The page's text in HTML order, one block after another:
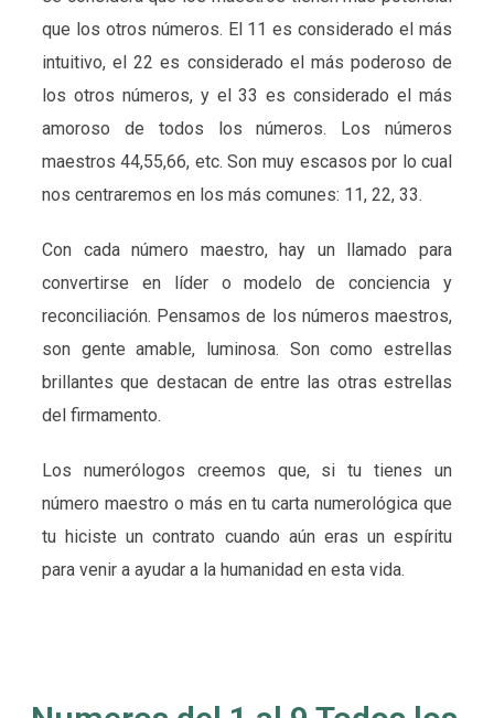
que los otros números. El 11 es considerado el más
intuitivo, el 22 es considerado el más poderoso de
los otros números, y el 33 es considerado el más
amoroso de todos los números. Los números
maestros 44,55,66, etc. Son muy escasos por lo cual
nos centraremos en los más comunes: 11, 22, 33.
Con cada número maestro, hay un llamado para
convertirse en líder o modelo de conciencia y
reconciliación. Pensamos de los números maestros,
son gente amable, luminosa. Son como estrellas
brillantes que destacan de entre las otras estrellas
del firmamento.
Los numerólogos creemos que, si tu tienes un
número maestro o más en tu carta numerológica que
tu hiciste un contrato cuando aún eras un espíritu
para venir a ayudar a la humanidad en esta vida.